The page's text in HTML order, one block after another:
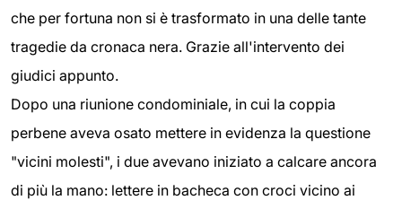
che per fortuna non si è trasformato in una delle tante
tragedie da cronaca nera. Grazie all'intervento dei
giudici appunto.
Dopo una riunione condominiale, in cui la coppia
perbene aveva osato mettere in evidenza la questione
"vicini molesti", i due avevano iniziato a calcare ancora
di più la mano: lettere in bacheca con croci vicino ai